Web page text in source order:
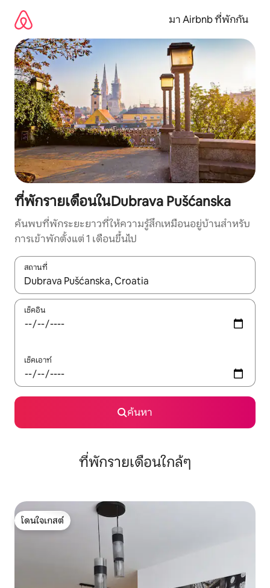
เนื้อหา
มา Airbnb ที่พักกัน
ที่พักรายเดือนในDubrava Pušćanska
ค้นพบที่พักระยะยาวที่ให้ความรู้สึกเหมือนอยู่บ้านสำหรับ
การเข้าพักตั้งแต่ 1 เดือนขึ้นไป
สถานที่
ใช้ลูกศรขึ้นลง หรือใช้การสัมผัสหรือปัด เพื่อสำรวจผลการค้นหา
เช็คอิน
เช็คเอาท์
ค้นหา
ที่พักรายเดือนใกล้ๆ
โดนใจเกสต์
โดนใจเกสต์